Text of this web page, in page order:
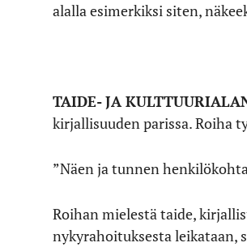
alalla esimerkiksi siten,
TAIDE- JA
kirjallisuuden parissa. Roiha
”Näen ja tunnen
Roihan mielestä taide,
nykyrahoituksesta leikataan,